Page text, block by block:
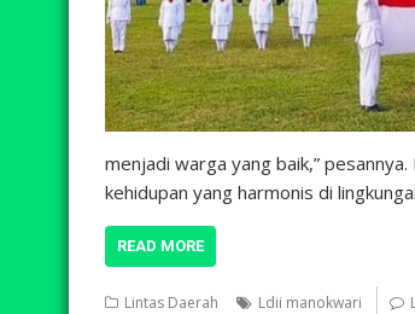
menjadi warga yang baik,”
kehidupan yang harmonis di
READ MORE
Lintas Daerah Ldii manokwari